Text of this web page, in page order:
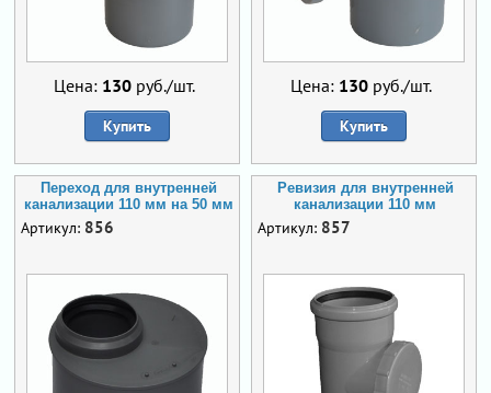
Цена: 130 руб./шт.
Купить
Цена: 130 руб./шт.
Купить
Переход для внутренней
канализации 110 мм на 50 мм
Артикул: 856
Ревизия для внутренней
канализации 110 мм
Артикул: 857